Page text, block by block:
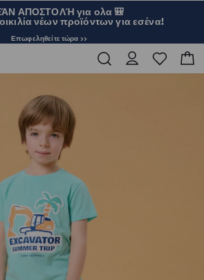
ΑΠΟΣΤΟΛΉ για ολα 🎒
νέων προϊόντων για εσένα!
Επωφεληθείτε τώρα >>
στάμπα